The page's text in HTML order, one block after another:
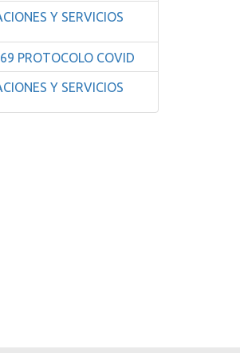
Y SERVICIOS
PROTOCOLO COVID
Y SERVICIOS